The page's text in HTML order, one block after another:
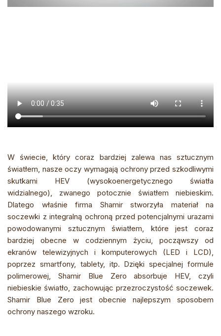
W świecie, który coraz bardziej zalewa nas sztucznym
światłem, nasze oczy wymagają ochrony przed szkodliwymi
skutkami HEV (wysokoenergetycznego światła
widzialnego), zwanego potocznie światłem niebieskim.
Dlatego właśnie firma Shamir stworzyła materiał na
soczewki z integralną ochroną przed potencjalnymi urazami
powodowanymi sztucznym światłem, które jest coraz
bardziej obecne w codziennym życiu, począwszy od
ekranów telewizyjnych i komputerowych (LED i LCD),
poprzez smartfony, tablety, itp. Dzięki specjalnej formule
polimerowej, Shamir Blue Zero absorbuje HEV, czyli
niebieskie światło, zachowując przezroczystość soczewek.
Shamir Blue Zero jest obecnie najlepszym sposobem
ochrony naszego wzroku.